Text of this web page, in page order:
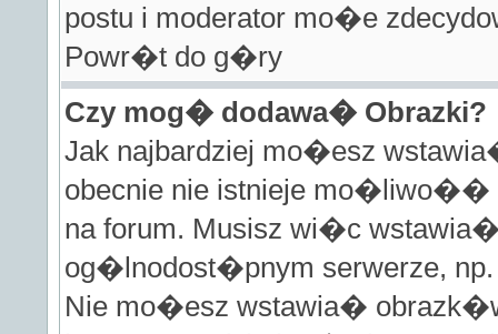
postu i moderator mo�e
Powr�t do g�ry
Czy mog� dodawa� Obrazki?
Jak najbardziej mo�esz
obecnie nie istnieje
na forum. Musisz wi�c
og�lnodost�pnym serwerze, np.
Nie mo�esz wstawia�